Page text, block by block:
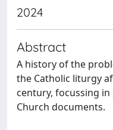
2024
Abstract
A history of the
the Catholic liturgy
century, focussing
Church documents.